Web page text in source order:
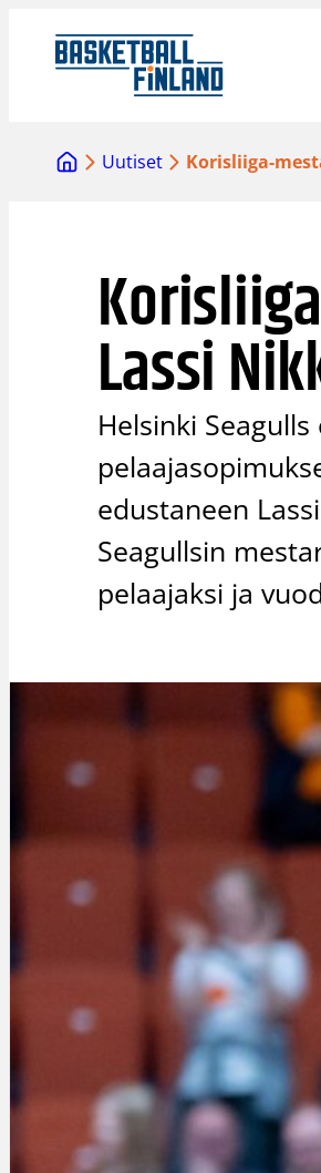
sisältöön
Uutiset Korisliiga-
Lassi
Helsinki
edustaneen
Seagullsin
pelaajaksi ja